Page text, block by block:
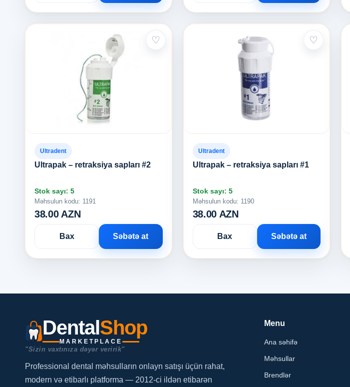
♡
Ultradent
Ultrapak – retraksiya sapları #2
Stok sayı: 5
Məhsulun kodu: 1191
38.00 AZN
Bax Səbətə at
♡
Ultradent
Ultrapak – retraksiya sapları #1
Stok sayı: 5
Məhsulun kodu: 1190
38.00 AZN
Bax Səbətə at
DentalShop
MARKETPLACE
"Sizin vaxtınıza dəyər veririk"
Professional dental məhsulların onlayn satışı üçün rahat,
modern və etibarlı platforma — 2012-ci ildən etibarən
Menu
Ana səhifə
Məhsullar
Brendlər